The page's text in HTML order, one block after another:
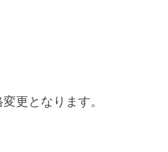
更となります。